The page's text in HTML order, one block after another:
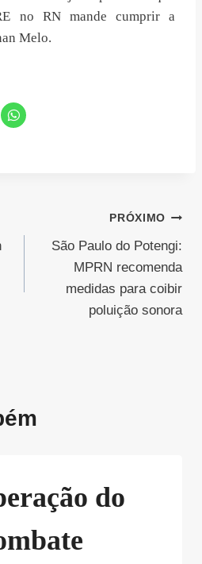
no RN mande cumprir a
Melo.
PRÓXIMO
São Paulo do Potengi:
MPRN recomenda
medidas para coibir
poluição sonora
do